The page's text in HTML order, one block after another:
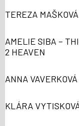
TEREZA
AMELIE SIBA –
2 HEAVEN
ANNA
KLÁRA